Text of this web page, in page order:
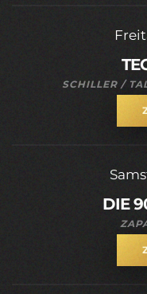
SCHILLER /
DIE